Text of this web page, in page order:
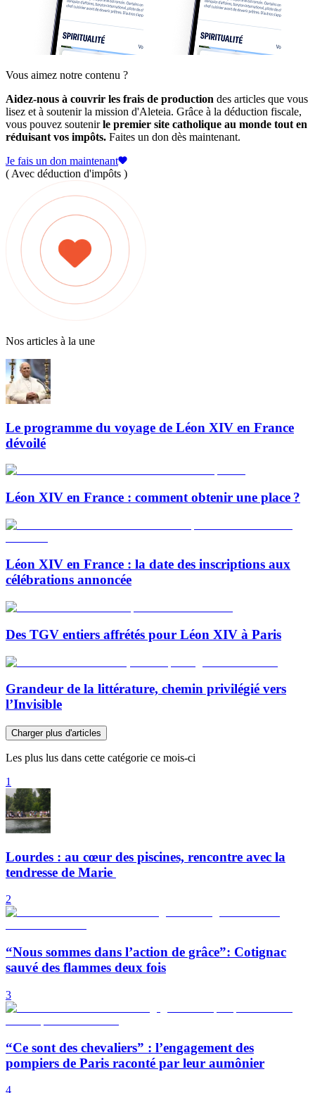
Vous aimez notre contenu ?
Aidez-nous à couvrir les frais de production des articles que vous
lisez et à soutenir la mission d'Aleteia. Grâce à la déduction fiscale,
vous pouvez soutenirle premier site catholique au monde tout en
réduisant vos impôts. Faites un don dès maintenant.
Je fais un don maintenant
( Avec déduction d'impôts )
Nos articles à la une
Le programme du voyage de Léon XIV en France
dévoilé
Léon XIV en France : comment obtenir une place ?
Léon XIV en France : la date des inscriptions aux
célébrations annoncée
Des TGV entiers affrétés pour Léon XIV à Paris
Grandeur de la littérature, chemin privilégié vers
l’Invisible
Charger plus d'articles
Les plus lus dans cette catégorie ce mois-ci
1
Lourdes : au cœur des piscines, rencontre avec la
tendresse de Marie
2
“Nous sommes dans l’action de grâce”: Cotignac
sauvé des flammes deux fois
3
“Ce sont des chevaliers” : l’engagement des
pompiers de Paris raconté par leur aumônier
4